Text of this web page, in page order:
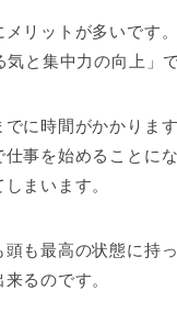
リットが多いです
と集中力の向上」で
に時間がかかりま
事を始めることに
まいます。
も最高の状態に持
るのです。